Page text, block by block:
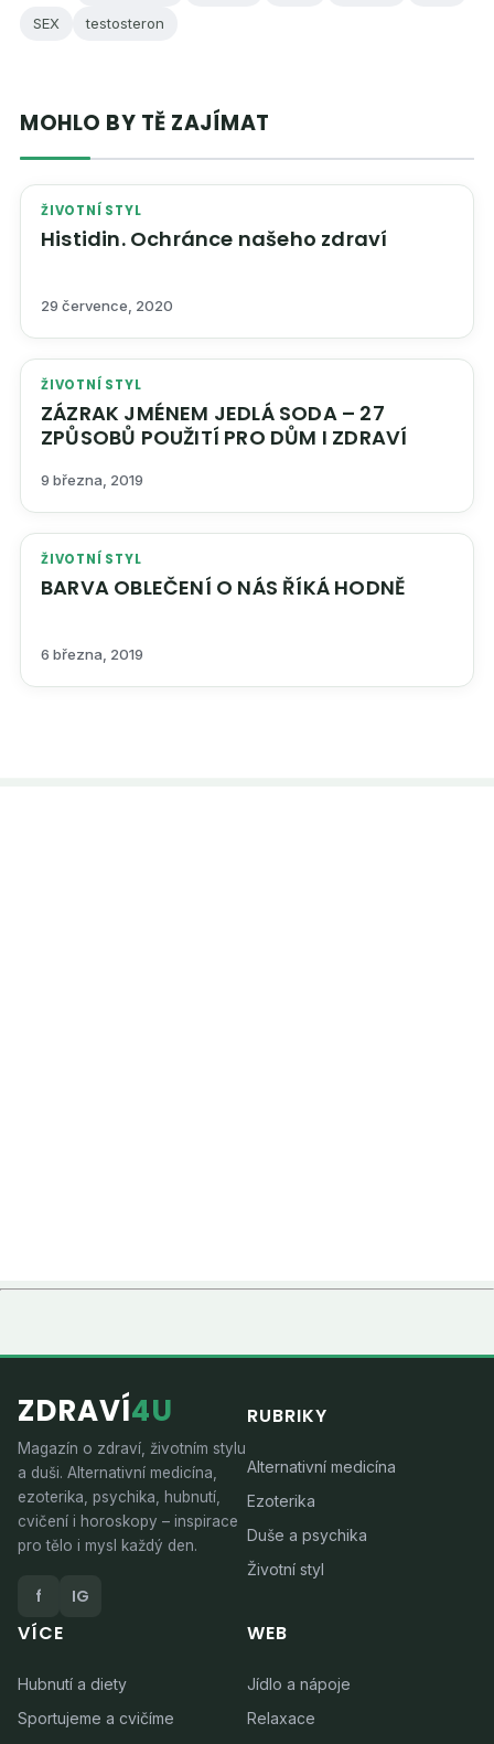
SEX
testosteron
MOHLO BY TĚ ZAJÍMAT
ŽIVOTNÍ STYL
Histidin. Ochránce našeho zdraví
29 července, 2020
ŽIVOTNÍ STYL
ZÁZRAK JMÉNEM JEDLÁ SODA – 27
ZPŮSOBŮ POUŽITÍ PRO DŮM I ZDRAVÍ
9 března, 2019
ŽIVOTNÍ STYL
BARVA OBLEČENÍ O NÁS ŘÍKÁ HODNĚ
6 března, 2019
ZDRAVÍ4U
Magazín o zdraví, životním stylu
a duši. Alternativní medicína,
ezoterika, psychika, hubnutí,
cvičení i horoskopy – inspirace
pro tělo i mysl každý den.
f IG
RUBRIKY
Alternativní medicína
Ezoterika
Duše a psychika
Životní styl
VÍCE
Hubnutí a diety
Sportujeme a cvičíme
WEB
Jídlo a nápoje
Relaxace